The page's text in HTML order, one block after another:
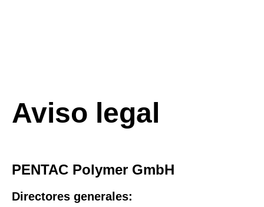
Aviso legal
PENTAC Polymer GmbH
Directores generales: